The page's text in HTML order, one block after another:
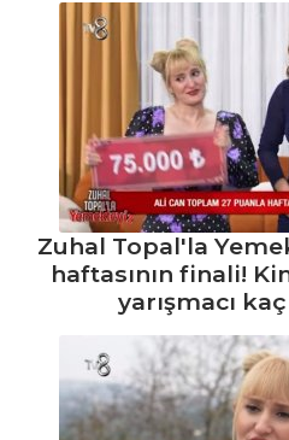
Zuhal Topal'la
haftasının finali!
yarışmacı